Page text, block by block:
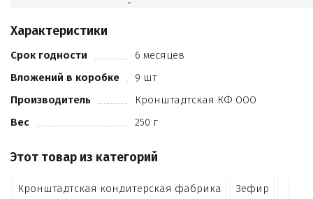
влагоудерживающий агент — лактат натрия
«Мандарин»
«Шоколад»
красители «Солнечный закатный» (Е110)
«Черная смородина» (Е122
«Шоколад» (Е133
Е102
консерванты Е200
Характеристики
Срок годности
6 месяцев
Вложений в коробке
9 шт
Производитель
Кронштадтская КФ ООО
Вес
250 г
Этот товар из категорий
Кронштадтская кондитерская фабрика Зефир